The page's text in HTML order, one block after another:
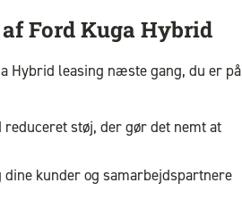
Ford Kuga Hybrid
Hybrid leasing næste gang, du er på
støj, der gør det nemt at
kunder og samarbejdspartnere